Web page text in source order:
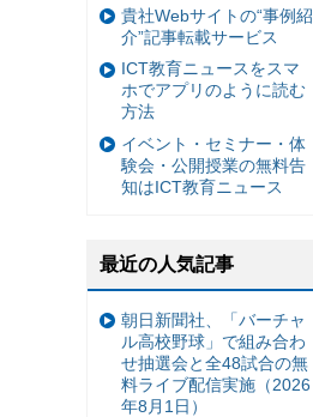
貴社Webサイトの“事例紹
介”記事転載サービス
ICT教育ニュースをスマ
ホでアプリのように読む
方法
イベント・セミナー・体
験会・公開授業の無料告
知はICT教育ニュース
最近の人気記事
朝日新聞社、「バーチャ
ル高校野球」で組み合わ
せ抽選会と全48試合の無
料ライブ配信実施（2026
年8月1日）